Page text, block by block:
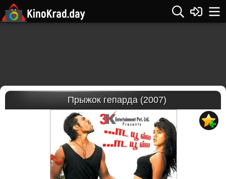
Прыжок гепарда (2007)